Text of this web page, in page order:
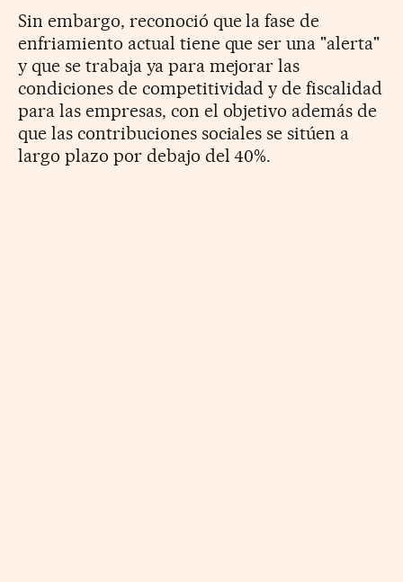
Sin embargo, reconoció que la fase de
enfriamiento actual tiene que ser una "alerta"
y que se trabaja ya para mejorar las
condiciones de competitividad y de fiscalidad
para las empresas, con el objetivo además de
que las contribuciones sociales se sitúen a
largo plazo por debajo del 40%.